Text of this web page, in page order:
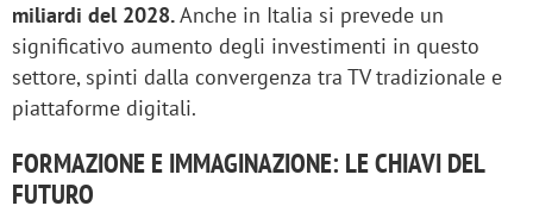
miliardi del 2028.Anche in Italia si prevede un
significativo aumento degli investimenti in questo
settore, spinti dalla convergenza tra TV tradizionale e
piattaforme digitali.
FORMAZIONE E IMMAGINAZIONE: LE CHIAVI DEL
FUTURO